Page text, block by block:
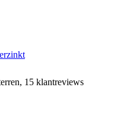
15 klantreviews